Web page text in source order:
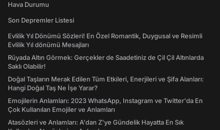
Hava Durumu
Son Depremler Listesi
Evlilik Yıl Dönümü Sözleri! En Özel Romantik, Duygusal ve Resimli
Evlilik Yıl dönümü Mesajları
Rüyada Altın Görmek: Gerçekler de Saadetiniz de Çil Çil Altınlarda
Saklı Olabilir!
Doğal Taşların Merak Edilen Tüm Etkileri, Enerjileri ve Şifa Alanları:
Hangi Doğal Taş Ne İşe Yarar?
Emojilerin Anlamları: 2023 WhatsApp, Instagram ve Twitter'da En
Çok Kullanılan Emojiler ve Anlamları
Atasözleri ve Anlamları: A'dan Z'ye Gündelik Hayatta En Sık